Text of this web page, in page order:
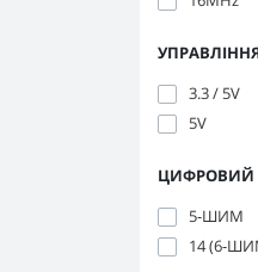
3.3 / 5V
5V
ЦИФРОВИЙ
5-ШИМ
14 (6-